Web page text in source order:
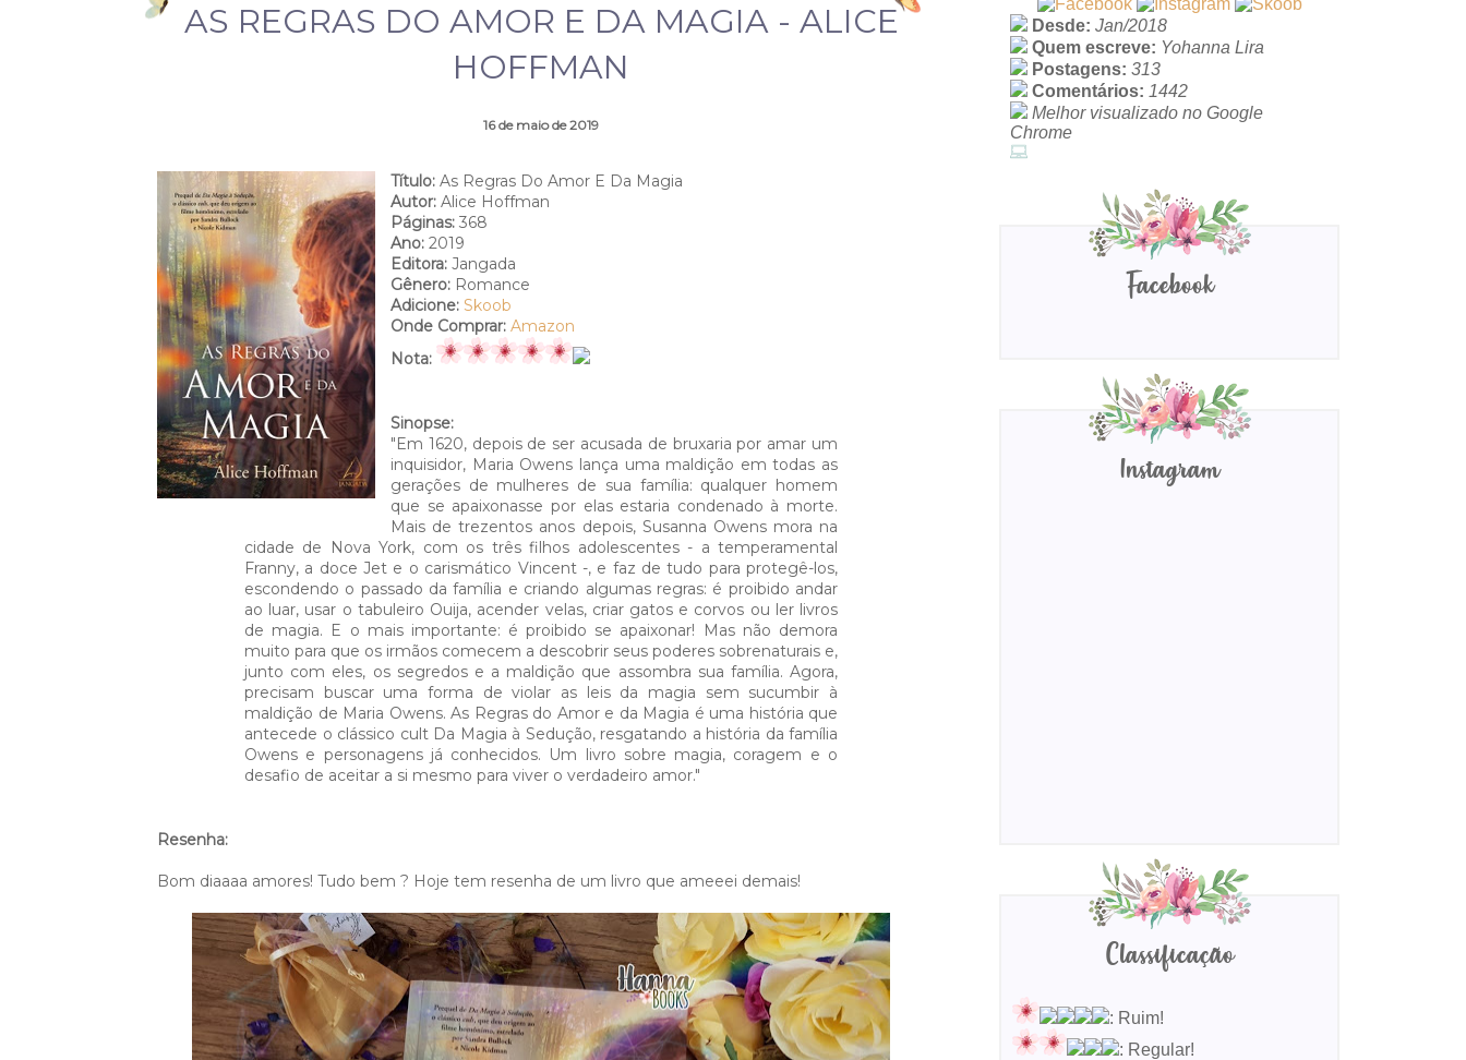
AS REGRAS DO AMOR E DA MAGIA - ALICE
HOFFMAN
16 de maio de 2019
Título: As Regras Do Amor E Da Magia
Autor: Alice Hoffman
Páginas: 368
Ano: 2019
Editora: Jangada
Gênero: Romance
Adicione: Skoob
Onde Comprar: Amazon
Nota:
Sinopse:
"Em 1620, depois de ser acusada de bruxaria por amar um
inquisidor, Maria Owens lança uma maldição em todas as
gerações de mulheres de sua família: qualquer homem
que se apaixonasse por elas estaria condenado à morte.
Mais de trezentos anos depois, Susanna Owens mora na
cidade de Nova York, com os três filhos adolescentes - a temperamental
Franny, a doce Jet e o carismático Vincent -, e faz de tudo para protegê-los,
escondendo o passado da família e criando algumas regras: é proibido andar
ao luar, usar o tabuleiro Ouija, acender velas, criar gatos e corvos ou ler livros
de magia. E o mais importante: é proibido se apaixonar! Mas não demora
muito para que os irmãos comecem a descobrir seus poderes sobrenaturais e,
junto com eles, os segredos e a maldição que assombra sua família. Agora,
precisam buscar uma forma de violar as leis da magia sem sucumbir à
maldição de Maria Owens. As Regras do Amor e da Magia é uma história que
antecede o clássico cult Da Magia à Sedução, resgatando a história da família
Owens e personagens já conhecidos. Um livro sobre magia, coragem e o
desafio de aceitar a si mesmo para viver o verdadeiro amor."
Resenha:
Bom diaaaa amores! Tudo bem ? Hoje tem resenha de um livro que ameeei demais!
Desde: Jan/2018
Quem escreve: Yohanna Lira
Postagens: 313
Comentários: 1442
Melhor visualizado no Google
Chrome
Facebook
Instagram
Classificação
: Ruim!
: Regular!